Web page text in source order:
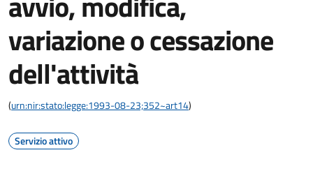
variazione o cessazione
dell'attività
(urn:nir:stato:legge:1993-08-23;352~art14)
Servizio attivo